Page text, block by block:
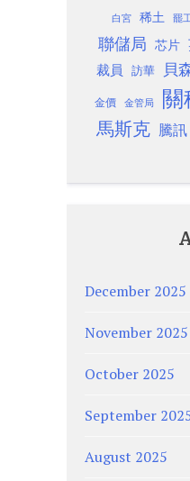
白宮 稀土 罷
聯儲局 芯片
裁員 訪華 貝
金價 金管局 關
馬斯克 騰訊
December 2025
November 2025
October 2025
September
August 2025